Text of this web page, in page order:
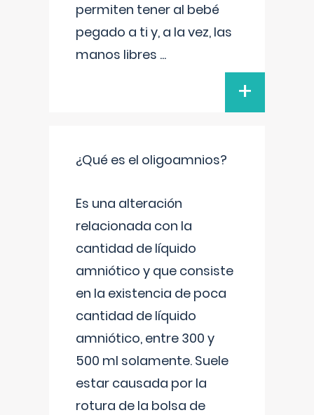
permiten tener al bebé
pegado a ti y, a la vez, las
manos libres ...
+
¿Qué es el oligoamnios?
Es una alteración
relacionada con la
cantidad de líquido
amniótico y que consiste
en la existencia de poca
cantidad de líquido
amniótico, entre 300 y
500 ml solamente. Suele
estar causada por la
rotura de la bolsa de